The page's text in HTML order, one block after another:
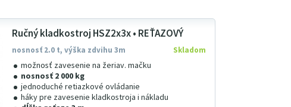
Ručný kladkostroj HSZ2x3x • REŤAZOVÝ
nosnosť 2.0 t, výška zdvihu 3m
možnosť zavesenie na žeriav. mačku
nosnosť 2 000 kg
jednoduché retiazkové ovládanie
háky pre zavesenie kladkostroja i nákladu
Skladom